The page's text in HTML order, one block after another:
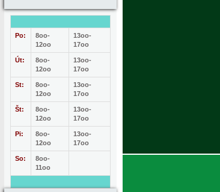
Po:
8oo-
12oo
13oo-
17oo
Út:
8oo-
12oo
13oo-
17oo
St:
8oo-
12oo
13oo-
17oo
Št:
8oo-
12oo
13oo-
17oo
Pi:
8oo-
12oo
13oo-
17oo
So:
8oo-
11oo